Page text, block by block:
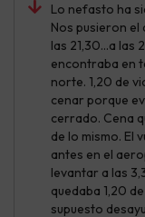
Lo nefasto ha
Nos pusieron el
las 21,30...a las
encontraba en
norte. 1,20 de
cenar porque
cerrado. Cena
de lo mismo. El
antes en el
levantar a las
quedaba 1,20
supuesto